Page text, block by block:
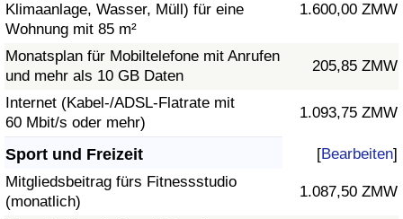
Klimaanlage, Wasser, Müll) für eine
Wohnung mit 85 m²
1.600,00 ZMW
Monatsplan für Mobiltelefone mit Anrufen
und mehr als 10 GB Daten
205,85 ZMW
Internet (Kabel-/ADSL-Flatrate mit
60 Mbit/s oder mehr)
1.093,75 ZMW
Sport und Freizeit [Bearbeiten]
Mitgliedsbeitrag fürs Fitnessstudio
(monatlich)
1.087,50 ZMW